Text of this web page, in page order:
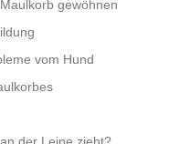
gewöhnen
vom Hund